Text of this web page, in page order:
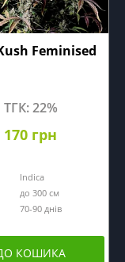
Feminised
ТГК: 22%
170 грн
Indica
до 300 см
70-90 днів
КОШИКА